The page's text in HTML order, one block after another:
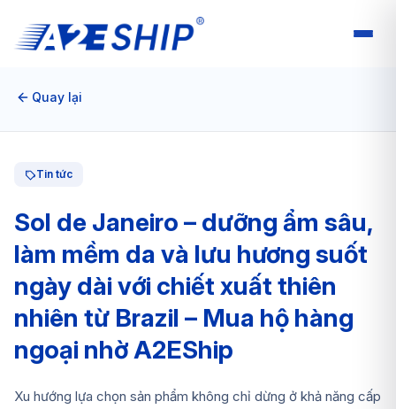
Quay lại
Tin tức
Sol de Janeiro – dưỡng ẩm sâu,
làm mềm da và lưu hương suốt
ngày dài với chiết xuất thiên
nhiên từ Brazil – Mua hộ hàng
ngoại nhờ A2EShip
Xu hướng lựa chọn sản phẩm không chỉ dừng ở khả năng cấp